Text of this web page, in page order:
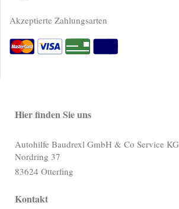
Akzeptierte Zahlungsarten
Hier finden Sie uns
Autohilfe Baudrexl GmbH & Co Service KG
Nordring 37
83624 Otterfing
Kontakt